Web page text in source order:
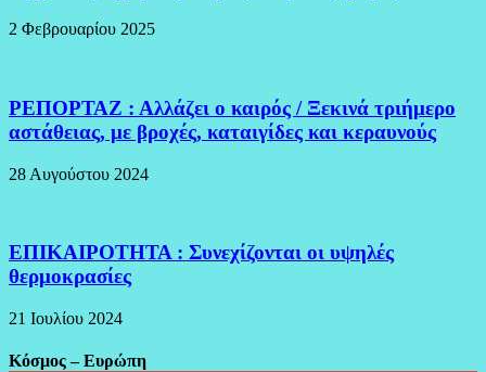
2 Φεβρουαρίου 2025
ΡΕΠΟΡΤΑΖ : Αλλάζει ο καιρός / Ξεκινά τριήμερο
αστάθειας, με βροχές, καταιγίδες και κεραυνούς
28 Αυγούστου 2024
ΕΠΙΚΑΙΡΟΤΗΤΑ : Συνεχίζονται οι υψηλές
θερμοκρασίες
21 Ιουλίου 2024
Κόσμος – Ευρώπη